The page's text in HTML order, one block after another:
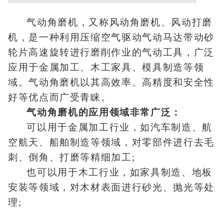
气动角磨机，又称风动角磨机、风动打磨
机，是一种利用压缩空气驱动气动马达带动砂
轮片高速旋转进行磨削作业的气动工具，广泛
应用于金属加工、木工家具、模具制造等领
域。气动角磨机以其高效率、高精度和安全性
好等优点而广受青睐。
气动角磨机的应用领域非常广泛：
可以用于金属加工行业，如汽车制造、航
空航天、船舶制造等领域，对零部件进行去毛
刺、倒角、打磨等精细加工;
也可以用于木工行业，如家具制造、地板
安装等领域，对木材表面进行砂光、抛光等处
理;